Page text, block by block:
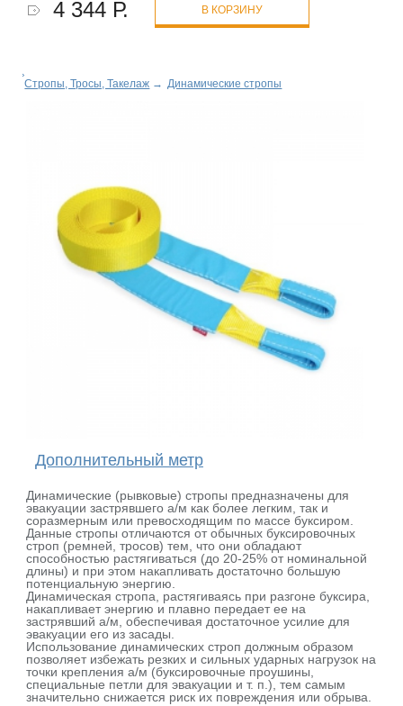
4 344 Р. В КОРЗИНУ
Стропы, Тросы, Такелаж → Динамические стропы
Дополнительный метр
Динамические (рывковые) стропы предназначены для
эвакуации застрявшего а/м как более легким, так и
соразмерным или превосходящим по массе буксиром.
Данные стропы отличаются от обычных буксировочных
строп (ремней, тросов) тем, что они обладают
способностью растягиваться (до 20-25% от номинальной
длины) и при этом накапливать достаточно большую
потенциальную энергию.
Динамическая стропа, растягиваясь при разгоне буксира,
накапливает энергию и плавно передает ее на
застрявший а/м, обеспечивая достаточное усилие для
эвакуации его из засады.
Использование динамических строп должным образом
позволяет избежать резких и сильных ударных нагрузок на
точки крепления а/м (буксировочные проушины,
специальные петли для эвакуации и т. п.), тем самым
значительно снижается риск их повреждения или обрыва.